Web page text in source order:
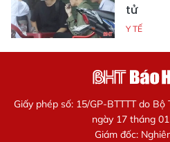
tử
Y TẾ
Giấy phép số: 15/GP-BTTTT do
ngày 17 tháng
Giám đốc: